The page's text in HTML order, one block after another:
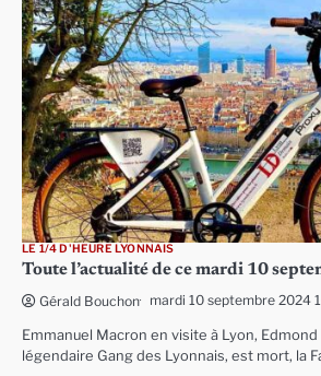
LE 1/4 D'HEURE LYONNAIS
Toute l’actualité de ce mardi 10
Gérald Bouchon mardi 10 septembre 2024
Emmanuel Macron en visite à Lyon,
légendaire Gang des Lyonnais, est mort, la